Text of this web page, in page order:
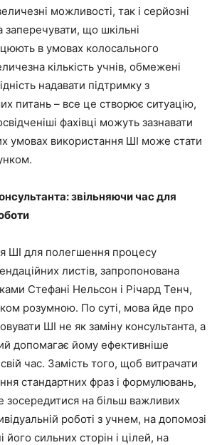
можливості, так і серйозні
що шкільні
в умовах колосального
кількість учнів, обмежені
надавати підтримку з
питань – все це створює ситуацію,
фахівці можуть зазнавати
умовах використання ШІ може стати
звільняючи час для
ШІ для полегшення процесу
листів, запропонована
Стефані Нельсон і Річард Тенч,
розумною. По суті, мова йде про
ШІ не як заміну консультанта, а
допомагає йому ефективніше
час. Замість того, щоб витрачати
стандартних фраз і формулювань,
зосередитися на більш важливих
роботі з учнем, на допомозі
його сильних сторін і цілей, на